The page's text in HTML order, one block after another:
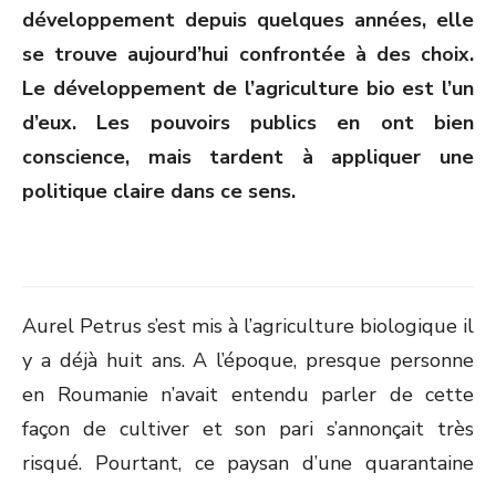
développement depuis quelques années, elle
se trouve aujourd’hui confrontée à des choix.
Le développement de l’agriculture bio est l’un
d’eux. Les pouvoirs publics en ont bien
conscience, mais tardent à appliquer une
politique claire dans ce sens.
Aurel Petrus s’est mis à l’agriculture biologique il
y a déjà huit ans. A l’époque, presque personne
en Roumanie n’avait entendu parler de cette
façon de cultiver et son pari s’annonçait très
risqué. Pourtant, ce paysan d’une quarantaine